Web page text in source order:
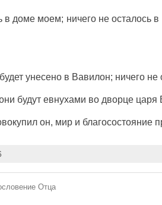
в доме моем; ничего не осталось в
будет унесенов Вавилон; ничего не
будут евнухами во дворце царя
он, мири благосостояние
Отца